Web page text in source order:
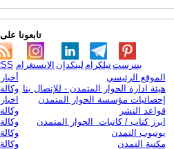
تابعونا
الانستغرام لينكدإن تيلكرامبنترست
الموقع الرئيسي
هيئة ادارة الحوار المتمدن - للإتصال بنا
إحصائيات مؤسسة الحوار المتمدن
قواعد النشر
ابرز كتاب / كاتبات الحوار المتمدن
يوتيوب التمدن
مكتبة التمدن